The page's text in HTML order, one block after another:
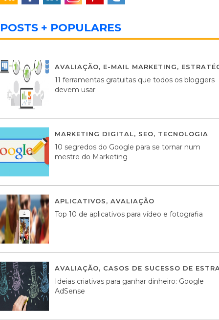
POSTS + POPULARES
AVALIAÇÃO, E-MAIL MARKETING,
11 ferramentas gratuitas que todos os bloggers
devem usar
MARKETING DIGITAL, SEO, TECNOLOGIA
10 segredos do Google para se tornar num
mestre do Marketing
APLICATIVOS, AVALIAÇÃO
Top 10 de aplicativos para vídeo e fotografia
AVALIAÇÃO, CASOS DE SUCESSO DE
Ideias criativas para ganhar dinheiro: Google
AdSense